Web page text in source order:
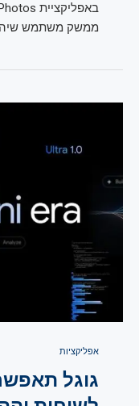
ממשק משתמש
אפליקציות